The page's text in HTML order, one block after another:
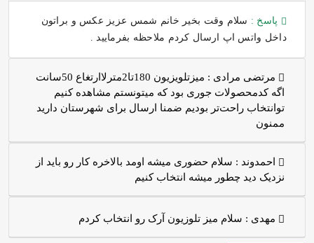
پاسخ : سلام وقت بخیر خانم شمس عزیز عکس و براتون
داخل واتس اپ ارسال کردم ملاحظه بفرمایید .
مرتضی مرادی :
میزتلویزیون 180تا2مترلاارتغاع 50سانت
اگه کدمحصولات جوری بود که میتونستم مشاهده کنیم
توانتخاب راحت‌تر بودیم ضمنا ارسال برای شهرستان دارید
ممنون
احمدوند : سلام حضوری میشه اومد بالاخره کار رو باید از
نزدیک دید چطور میشه انتخاب کنیم
مهدی : سلام میز تلوزیون آرک رو انتخاب کردم